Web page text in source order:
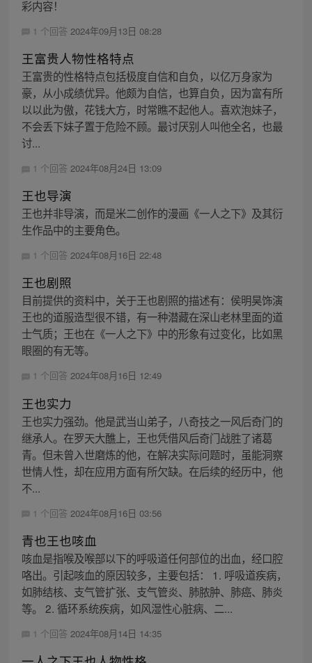
彩内容！
1 个回答 2024年09月13日 08:28
王富贵人物性格特点
王富贵的性格特点包括极度自信和自负，以亿万身家为
豪，从小成绩优异。他颇为自信，也算自负，因为富有所
以以此为傲，花钱大方，时常瞧不起他人。喜欢泡妹子，
不会丢下妹子置于危险不顾。最讨厌别人叫他全名，也最
讨...
1 个回答 2024年08月24日 13:09
王也导演
王也并非导演，而是米二创作的漫画《一人之下》及其衍
生作品中的主要角色。
1 个回答 2024年08月16日 22:48
王也剧照
目前提供的资料中，关于王也剧照的描述有：侯明昊饰演
王也的道服造型很不错，有一种潜藏在深山老林里面的道
士气质；王也在《一人之下》中的形象有过变化，比如黑
眼圈的有无等。
1 个回答 2024年08月16日 12:49
王也实力
王也实力强劲。他是武当山弟子，八奇技之一风后奇门的
继承人。在罗天大醮上，王也凭借风后奇门战胜了诸葛
青。但未曾入世磨炼的他，在解决实际问题时，虽能洞察
世情人性，却在应用方面有所欠缺。在后续的经历中，他
不...
1 个回答 2024年08月16日 03:56
青也王也咳血
咳血是指喉及喉部以下的呼吸道任何部位的出血，经口腔
咯出。引起咳血的原因较多，主要包括： 1. 呼吸道疾病，
如肺结核、支气管扩张、支气管炎、肺脓肿、肺癌、肺炎
等。 2. 循环系统疾病，如风湿性心脏病、二...
1 个回答 2024年08月14日 14:35